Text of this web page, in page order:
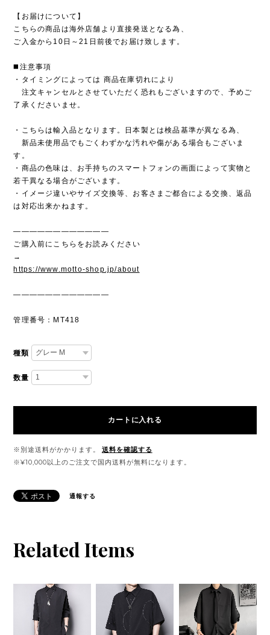
【お届けについて】
こちらの商品は海外店舗より直接発送となる為、
ご入金から10日～21日前後でお届け致します。
◼️注意事項
・タイミングによっては 商品在庫切れにより
注文キャンセルとさせていただく恐れもございますので、予めご
了承くださいませ。
・こちらは輸入品となります。日本製とは検品基準が異なる為、
新品未使用品でもごくわずかな汚れや傷がある場合もございま
す。
・商品の色味は、お手持ちのスマートフォンの画面によって実物と
若干異なる場合がございます。
・イメージ違いやサイズ交換等、お客さまご都合による交換、返品
は対応出来かねます。
————————————
ご購入前にこちらをお読みください
→
https://www.motto-shop.jp/about
————————————
管理番号：MT418
種類
数量
カートに入れる
※別途送料がかかります。
送料を確認する
※¥10,000以上のご注文で国内送料が無料になります。
通報する
Related Items